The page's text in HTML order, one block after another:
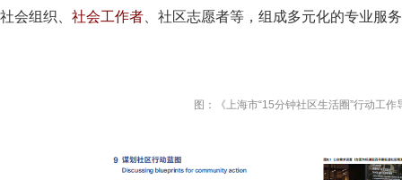
社会组织、 社会工作者 、社区志愿者等，组成多元化的专业服
图：《上海市“15分钟社区生活圈”行动工作